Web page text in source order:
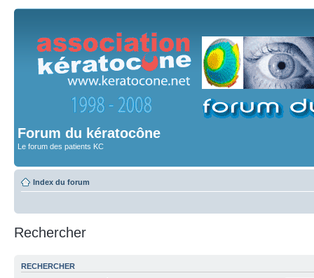
Forum du kératocône
Le forum des patients KC
Index du forum
Rechercher
RECHERCHER